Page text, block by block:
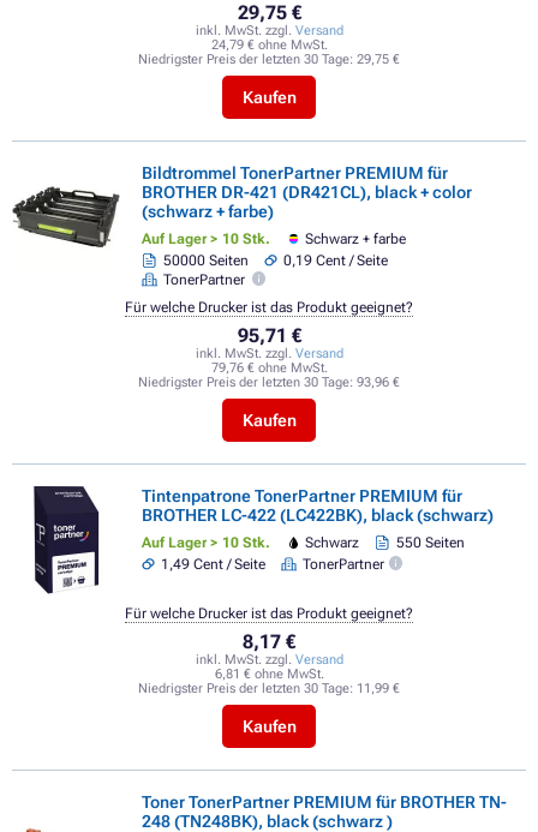
29,75 €
inkl. MwSt. zzgl. Versand
24,79 € ohne MwSt.
Niedrigster Preis der letzten 30 Tage: 29,75 €
Kaufen
Bildtrommel TonerPartner PREMIUM für
BROTHER DR-421 (DR421CL), black + color
(schwarz + farbe)
Auf Lager > 10 Stk.
Schwarz + farbe
50000 Seiten
0,19 Cent / Seite
TonerPartner
95,71 €
inkl. MwSt. zzgl. Versand
79,76 € ohne MwSt.
Niedrigster Preis der letzten 30 Tage: 93,96 €
Kaufen
Für welche Drucker ist das Produkt geeignet?
Tintenpatrone TonerPartner PREMIUM für
BROTHER LC-422 (LC422BK), black (schwarz)
Auf Lager > 10 Stk. Schwarz
550 Seiten
1,49 Cent / Seite
TonerPartner
8,17 €
inkl. MwSt. zzgl. Versand
6,81 € ohne MwSt.
Niedrigster Preis der letzten 30 Tage: 11,99 €
Kaufen
Für welche Drucker ist das Produkt geeignet?
Toner TonerPartner PREMIUM für BROTHER TN-
248 (TN248BK), black (schwarz )